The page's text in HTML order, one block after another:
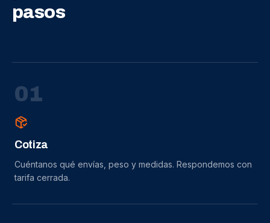
pasos
01
Cotiza
Cuéntanos qué envías, peso y medidas. Respondemos con
tarifa cerrada.